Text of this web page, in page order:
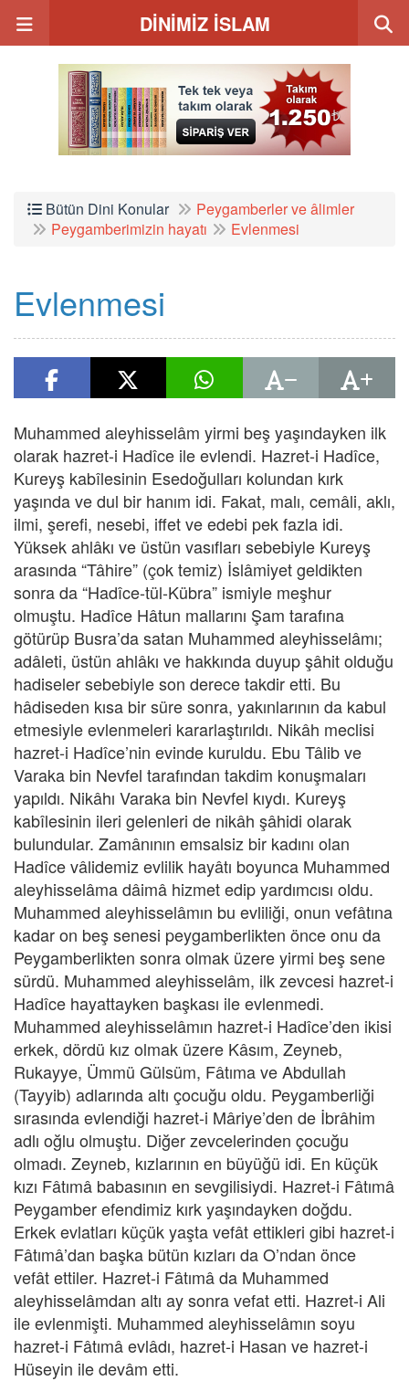
DİNİMİZ İSLAM
Bütün Dini Konular
Peygamberler ve âlimler
Peygamberimizin hayatı
Evlenmesi
Evlenmesi
Muhammed aleyhisselâm yirmi beş yaşındayken ilk
olarak hazret-i Hadîce ile evlendi. Hazret-i Hadîce,
Kureyş kabîlesinin Esedoğulları kolundan kırk
yaşında ve dul bir hanım idi. Fakat, malı, cemâli, aklı,
ilmi, şerefi, nesebi, iffet ve edebi pek fazla idi.
Yüksek ahlâkı ve üstün vasıfları sebebiyle Kureyş
arasında “Tâhire” (çok temiz) İslâmiyet geldikten
sonra da “Hadîce-tül-Kübra” ismiyle meşhur
olmuştu. Hadîce Hâtun mallarını Şam tarafına
götürüp Busra’da satan Muhammed aleyhisselâmı;
adâleti, üstün ahlâkı ve hakkında duyup şâhit olduğu
hadiseler sebebiyle son derece takdir etti. Bu
hâdiseden kısa bir süre sonra, yakınlarının da kabul
etmesiyle evlenmeleri kararlaştırıldı. Nikâh meclisi
hazret-i Hadîce’nin evinde kuruldu. Ebu Tâlib ve
Varaka bin Nevfel tarafından takdim konuşmaları
yapıldı. Nikâhı Varaka bin Nevfel kıydı. Kureyş
kabîlesinin ileri gelenleri de nikâh şâhidi olarak
bulundular. Zamânının emsalsiz bir kadını olan
Hadîce vâlidemiz evlilik hayâtı boyunca Muhammed
aleyhisselâma dâimâ hizmet edip yardımcısı oldu.
Muhammed aleyhisselâmın bu evliliği, onun vefâtına
kadar on beş senesi peygamberlikten önce onu da
Peygamberlikten sonra olmak üzere yirmi beş sene
sürdü. Muhammed aleyhisselâm, ilk zevcesi hazret-i
Hadîce hayattayken başkası ile evlenmedi.
Muhammed aleyhisselâmın hazret-i Hadîce’den ikisi
erkek, dördü kız olmak üzere Kâsım, Zeyneb,
Rukayye, Ümmü Gülsüm, Fâtıma ve Abdullah
(Tayyib) adlarında altı çocuğu oldu. Peygamberliği
sırasında evlendiği hazret-i Mâriye’den de İbrâhim
adlı oğlu olmuştu. Diğer zevcelerinden çocuğu
olmadı. Zeyneb, kızlarının en büyüğü idi. En küçük
kızı Fâtımâ babasının en sevgilisiydi. Hazret-i Fâtımâ
Peygamber efendimiz kırk yaşındayken doğdu.
Erkek evlatları küçük yaşta vefât ettikleri gibi hazret-i
Fâtımâ’dan başka bütün kızları da O’ndan önce
vefât ettiler. Hazret-i Fâtımâ da Muhammed
aleyhisselâmdan altı ay sonra vefat etti. Hazret-i Ali
ile evlenmişti. Muhammed aleyhisselâmın soyu
hazret-i Fâtımâ evlâdı, hazret-i Hasan ve hazret-i
Hüseyin ile devâm etti.